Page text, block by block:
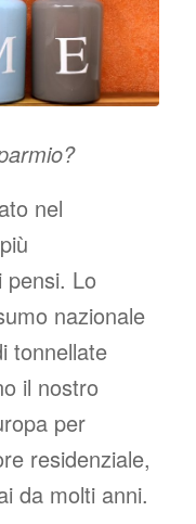
nel
pensi. Lo
nazionale
tonnellate
il nostro
per
residenziale,
da molti anni.